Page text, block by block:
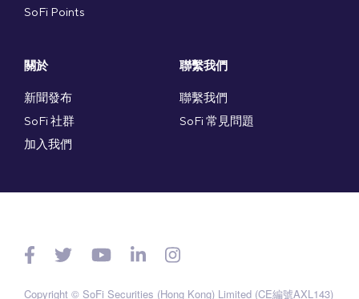
SoFi Points
關於
新聞發布
SoFi 社群
加入我們
聯繫我們
聯繫我們
SoFi 常見問題
Copyright © SoFi Securities (Hong Kong) Limited (CE編號AXL143)